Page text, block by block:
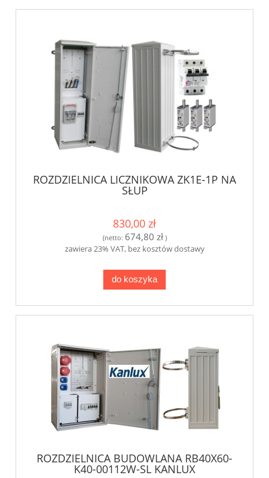
ROZDZIELNICA LICZNIKOWA ZK1E-1P NA
SŁUP
830,00 zł
(netto: 674,80 zł)
zawiera 23% VAT, bez kosztów dostawy
do koszyka
ROZDZIELNICA BUDOWLANA RB40X60-
K40-00112W-SL KANLUX